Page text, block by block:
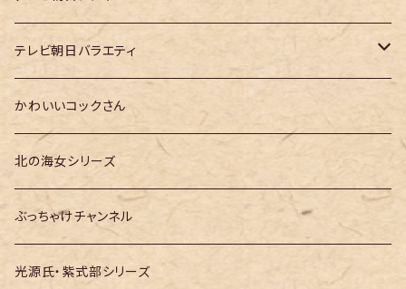
大河ドラマ「どうする家康」
大河ドラマ「光る君へ」
大河ドラマ「べらぼう」
大河ドラマ「豊臣兄弟！」
テレ朝「ドクターX」
テレビ朝日バラエティ
テレ朝「MUSIC STATION」
テレ朝「GOちゃん＆Mymelody」
テレ朝「バナナTV」
かわいいコックさん
北の海女シリーズ
ぶっちゃけチャンネル
光源氏・紫式部シリーズ